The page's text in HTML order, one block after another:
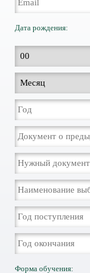
Дата рождения:
Форма обучения: